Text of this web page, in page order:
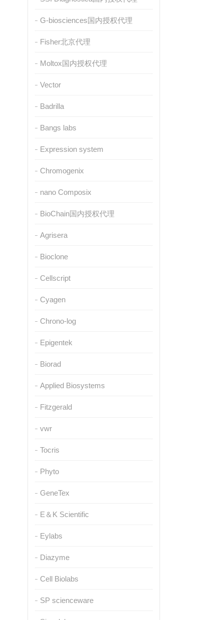
G-biosciences国内授权代理
Fisher北京代理
Moltox国内授权代理
Vector
Badrilla
Bangs labs
Expression system
Chromogenix
nano Composix
BioChain国内授权代理
Agrisera
Bioclone
Cellscript
Cyagen
Chrono-log
Epigentek
Biorad
Applied Biosystems
Fitzgerald
vwr
Tocris
Phyto
GeneTex
E＆K Scientific
Eylabs
Diazyme
Cell Biolabs
SP scienceware